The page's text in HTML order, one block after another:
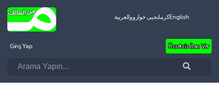
العربيةکرمانجیی خوارووEnglish
Giriş Yap Ücretsiz İlan Ver